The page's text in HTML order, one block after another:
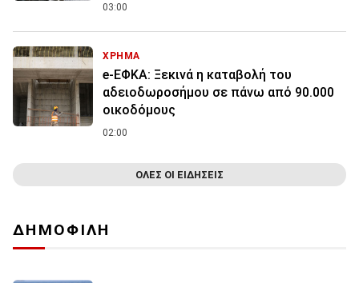
03:00
ΧΡΗΜΑ
e-ΕΦΚΑ: Ξεκινά η καταβολή του
αδειοδωροσήμου σε πάνω από 90.000
οικοδόμους
02:00
ΟΛΕΣ ΟΙ ΕΙΔΗΣΕΙΣ
ΔΗΜΟΦΙΛΗ